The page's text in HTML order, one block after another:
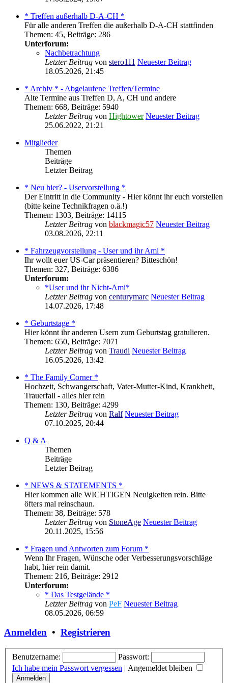
* Treffen außerhalb D-A-CH *
Für alle anderen Treffen die außerhalb D-A-CH stattfinden
Themen: 45, Beiträge: 286
Unterforum:
Nachbetrachtung
Letzter Beitrag von stero111 Neuester Beitrag
18.05.2026, 21:45
* Archiv * - Abgelaufene Treffen/Termine
Alte Termine aus Treffen D, A, CH und andere
Themen: 668, Beiträge: 5940
Letzter Beitrag von Hightower Neuester Beitrag
25.06.2022, 21:21
Mitglieder
Themen
Beiträge
Letzter Beitrag
* Neu hier? - Uservorstellung *
Der Eintritt in die Community - Hier könnt ihr euch vorstellen
(bitte keine Technikfragen o.ä.!)
Themen: 1303, Beiträge: 14115
Letzter Beitrag von blackmagic57 Neuester Beitrag
03.08.2026, 22:11
* Fahrzeugvorstellung - User und ihr Ami *
Ihr wollt euer US-Car präsentieren? Bitteschön!
Themen: 327, Beiträge: 6386
Unterforum:
*User und ihr Nicht-Ami*
Letzter Beitrag von centurymarc Neuester Beitrag
14.07.2026, 17:48
* Geburtstage *
Hier könnt ihr anderen Usern zum Geburtstag gratulieren.
Themen: 650, Beiträge: 7071
Letzter Beitrag von Traudi Neuester Beitrag
16.05.2026, 13:42
* The Family Corner *
Hochzeit, Schwangerschaft, Vater-Mutter-Kind, Krankheit,
Trauerfall - alles hier rein
Themen: 130, Beiträge: 4299
Letzter Beitrag von Ralf Neuester Beitrag
07.10.2025, 20:44
Q & A
Themen
Beiträge
Letzter Beitrag
* NEWS & STATEMENTS *
Hier kommen alle WICHTIGEN Neuigkeiten rein. Bitte
öfters mal reinschaun.
Themen: 38, Beiträge: 578
Letzter Beitrag von StoneAge Neuester Beitrag
20.11.2025, 15:56
* Fragen und Antworten zum Forum *
Wenn Ihr Fragen, Wünsche oder Verbesserungsvorschläge
habt, hier rein damit.
Themen: 216, Beiträge: 2912
Unterforum:
* Das Testgelände *
Letzter Beitrag von PeF Neuester Beitrag
08.05.2026, 06:59
Anmelden • Registrieren
Benutzername:
Passwort:
Ich habe mein Passwort vergessen | Angemeldet bleiben